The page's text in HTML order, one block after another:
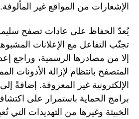
الإشعارات من المواقع غير المألوفة.
يُعدّ الحفاظ على عادات تصفح سليمة
تجنّب التفاعل مع الإعلانات
إلا من مصادرها الرسمية، وراجع
المتصفح بانتظام لإزالة الأذونات
الإلكترونية غير المعروفة. إضافةً
برامج الحماية باستمرار على اكتشاف
الخبيثة وغيرها من التهديدات التي